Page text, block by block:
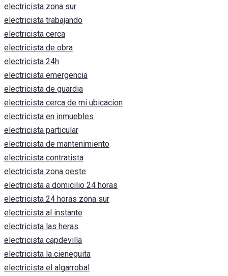
electricista zona sur
electricista trabajando
electricista cerca
electricista de obra
electricista 24h
electricista emergencia
electricista de guardia
electricista cerca de mi ubicacion
electricista en inmuebles
electricista particular
electricista de mantenimiento
electricista contratista
electricista zona oeste
electricista a domicilio 24 horas
electricista 24 horas zona sur
electricista al instante
electricista las heras
electricista capdevilla
electricista la cieneguita
electricista el algarrobal